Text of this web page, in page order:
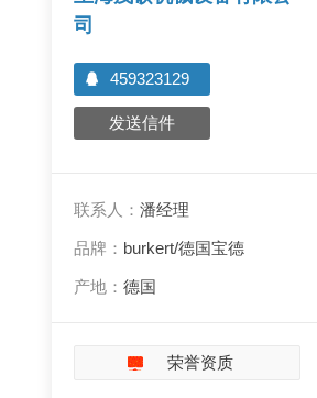
司
459323129
发送信件
联系人：潘经理
品牌： burkert/德国宝德
产地：德国
荣誉资质